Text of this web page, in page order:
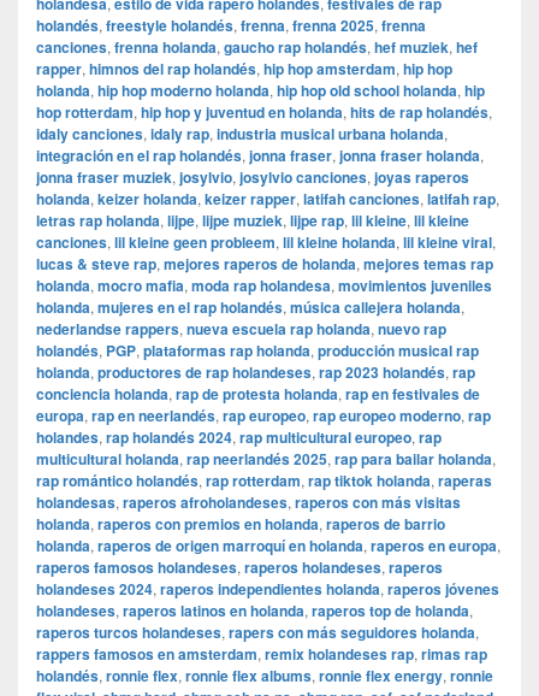
holandés, freestyle holandés, frenna, frenna 2025, frenna
canciones, frenna holanda, gaucho rap holandés, hef muziek, hef
rapper, himnos del rap holandés, hip hop amsterdam, hip hop
holanda, hip hop moderno holanda, hip hop old school holanda, hip
hop rotterdam, hip hop y juventud en holanda, hits de rap holandés,
idaly canciones, idaly rap, industria musical urbana holanda,
integración en el rap holandés, jonna fraser, jonna fraser holanda,
jonna fraser muziek, josylvio, josylvio canciones, joyas raperos
holanda, keizer holanda, keizer rapper, latifah canciones, latifah rap,
letras rap holanda, lijpe, lijpe muziek, lijpe rap, lil kleine, lil kleine
canciones, lil kleine geen probleem, lil kleine holanda, lil kleine viral,
lucas & steve rap, mejores raperos de holanda, mejores temas rap
holanda, mocro mafia, moda rap holandesa, movimientos juveniles
holanda, mujeres en el rap holandés, música callejera holanda,
nederlandse rappers, nueva escuela rap holanda, nuevo rap
holandés, PGP, plataformas rap holanda, producción musical rap
holanda, productores de rap holandeses, rap 2023 holandés, rap
conciencia holanda, rap de protesta holanda, rap en festivales de
europa, rap en neerlandés, rap europeo, rap europeo moderno, rap
holandes, rap holandés 2024, rap multicultural europeo, rap
multicultural holanda, rap neerlandés 2025, rap para bailar holanda,
rap romántico holandés, rap rotterdam, rap tiktok holanda, raperas
holandesas, raperos afroholandeses, raperos con más visitas
holanda, raperos con premios en holanda, raperos de barrio
holanda, raperos de origen marroquí en holanda, raperos en europa,
raperos famosos holandeses, raperos holandeses, raperos
holandeses 2024, raperos independientes holanda, raperos jóvenes
holandeses, raperos latinos en holanda, raperos top de holanda,
raperos turcos holandeses, rapers con más seguidores holanda,
rappers famosos en amsterdam, remix holandeses rap, rimas rap
holandés, ronnie flex, ronnie flex albums, ronnie flex energy, ronnie